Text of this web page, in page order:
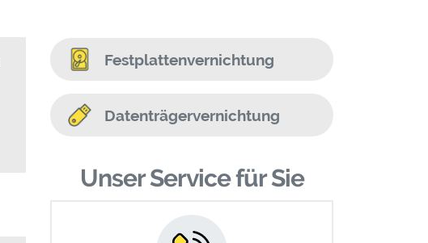
Festplattenvernichtung
Datenträgervernichtung
Unser Service für Sie